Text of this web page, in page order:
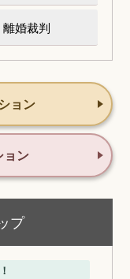
離婚裁判
ョン
ョン
プ